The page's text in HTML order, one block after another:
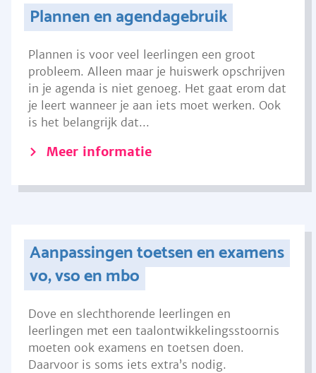
Plannen en agendagebruik
Plannen is voor veel leerlingen een groot
probleem. Alleen maar je huiswerk opschrijven
in je agenda is niet genoeg. Het gaat erom dat
je leert wanneer je aan iets moet werken. Ook
is het belangrijk dat...
Meer informatie
Aanpassingen toetsen en examens
vo, vso en mbo
Dove en slechthorende leerlingen en
leerlingen met een taalontwikkelingsstoornis
moeten ook examens en toetsen doen.
Daarvoor is soms iets extra’s nodig.